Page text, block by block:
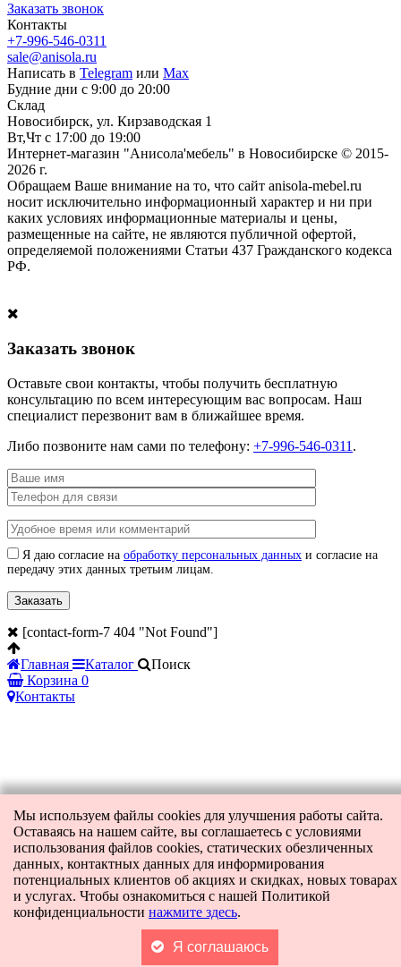
Заказать звонок
Контакты
+7-996-546-0311
sale@anisola.ru
Написать в Telegram или Max
Будние дни с 9:00 до 20:00
Склад
Новосибирск, ул. Кирзаводская 1
Вт,Чт с 17:00 до 19:00
Интернет-магазин "Анисола'мебель" в Новосибирске © 2015-
2026 г.
Обращаем Ваше внимание на то, что сайт anisola-mebel.ru
носит исключительно информационный характер и ни при
каких условиях информационные материалы и цены,
размещенные на сайте, не являются публичной офертой,
определяемой положениями Статьи 437 Гражданского кодекса
РФ.
Заказать звонок
Оставьте свои контакты, чтобы получить бесплатную
консультацию по всем интересующим вас вопросам. Наш
специалист перезвонит вам в ближайшее время.
Либо позвоните нам сами по телефону: +7-996-546-0311 .
Я даю согласие на обработку персональных данных и согласие на
передачу этих данных третьим лицам.
[contact-form-7 404 "Not Found"]
Главная Каталог
Поиск
Корзина 0
Контакты
Мы используем файлы cookies для улучшения работы сайта.
Оставаясь на нашем сайте, вы соглашаетесь с условиями
использования файлов cookies, статических обезличенных
данных, контактных данных для информирования
потенциальных клиентов об акциях и скидках, новых товарах
и услугах. Чтобы ознакомиться с нашей Политикой
конфиденциальности нажмите здесь.
Я соглашаюсь